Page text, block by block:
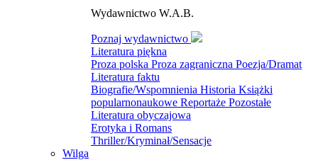
Wydawnictwo W.A.B.
Poznaj wydawnictwo
Literatura piękna
Proza polska Proza zagraniczna Poezja/Dramat
Literatura faktu
Biografie/Wspomnienia Historia Książki
popularnonaukowe Reportaże Pozostałe
Literatura obyczajowa
Erotyka i Romans
Thriller/Kryminał/Sensacje
Wilga